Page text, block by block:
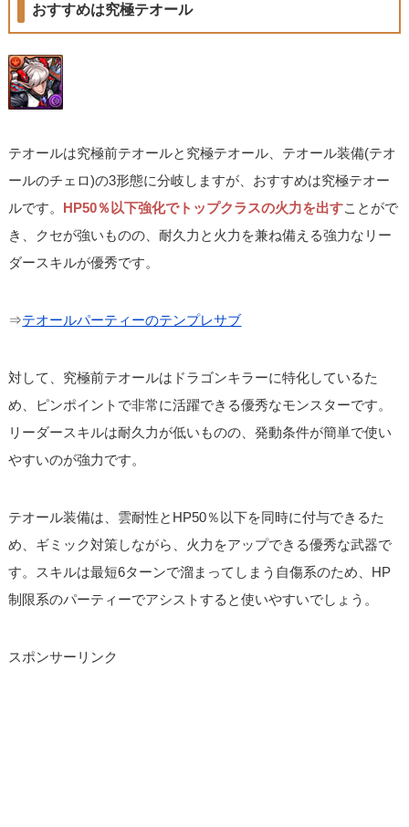
おすすめは究極テオール
テオールは究極前テオールと究極テオール、テオール装備(テオ
ールのチェロ)の3形態に分岐しますが、おすすめは究極テオー
ルです。 HP50％以下強化でトップクラスの火力を出すことがで
き、クセが強いものの、耐久力と火力を兼ね備える強力なリー
ダースキルが優秀です。
⇒テオールパーティーのテンプレサブ
対して、究極前テオールはドラゴンキラーに特化しているた
め、ピンポイントで非常に活躍できる優秀なモンスターです。
リーダースキルは耐久力が低いものの、発動条件が簡単で使い
やすいのが強力です。
テオール装備は、雲耐性とHP50％以下を同時に付与できるた
め、ギミック対策しながら、火力をアップできる優秀な武器で
す。スキルは最短6ターンで溜まってしまう自傷系のため、HP
制限系のパーティーでアシストすると使いやすいでしょう。
スポンサーリンク